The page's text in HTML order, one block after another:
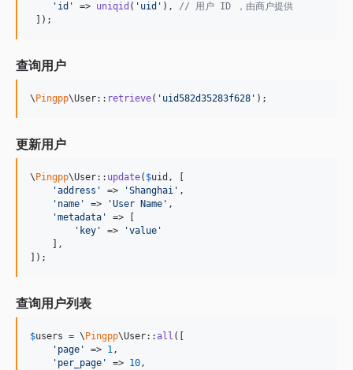
' id ' => uniqid ( ' uid ' ), // 用户 ID ，由商户提供
]);
查询用户
\ Pingpp\User:: retrieve( ' uid582d35283f628 ' );
更新用户
\ Pingpp\User:: update( $uid , [
'address ' => 'Shanghai ' ,
' name ' => 'User Name ' ,
'metadata '
=> [
' key ' => 'value '
    ],
]);
查询用户列表
$users = \ Pingpp\User::all ([
' page ' => 1,
' per_page ' => 10,